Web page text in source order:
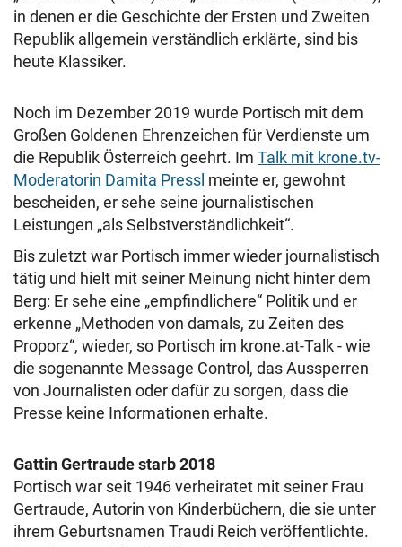
in denen er die Geschichte der Ersten und Zweiten
Republik allgemein verständlich erklärte, sind bis
heute Klassiker.
Noch im Dezember 2019 wurde Portisch mit dem
Großen Goldenen Ehrenzeichen für Verdienste um
die Republik Österreich geehrt. Im Talk mit krone.tv-
Moderatorin Damita Pressl meinte er, gewohnt
bescheiden, er sehe seine journalistischen
Leistungen „als Selbstverständlichkeit“.
Bis zuletzt war Portisch immer wieder journalistisch
tätig und hielt mit seiner Meinung nicht hinter dem
Berg: Er sehe eine „empfindlichere“ Politik und er
erkenne „Methoden von damals, zu Zeiten des
Proporz“, wieder, so Portisch im krone.at-Talk - wie
die sogenannte Message Control, das Aussperren
von Journalisten oder dafür zu sorgen, dass die
Presse keine Informationen erhalte.
Gattin Gertraude starb 2018
Portisch war seit 1946 verheiratet mit seiner Frau
Gertraude, Autorin von Kinderbüchern, die sie unter
ihrem Geburtsnamen Traudi Reich veröffentlichte.